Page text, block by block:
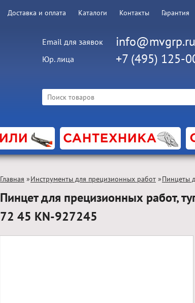
Доставка и оплата Каталоги Контакты Гарантия
Email для заявок info@mvgrp.ru
Юр. лица +7 (495) 125-
Главная »Инструменты для прецизионных работ »Пинцеты
Пинцет для прецизионных работ,
72 45 KN-927245